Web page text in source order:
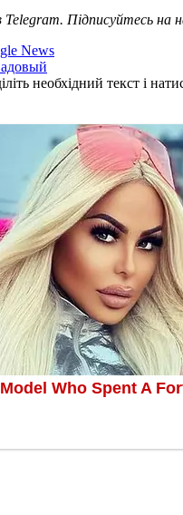
Telegram. Підписуйтесь на
News
необхідний текст і